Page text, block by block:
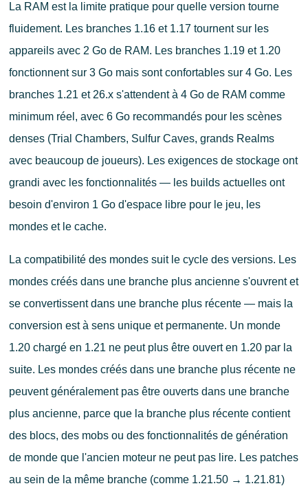
La RAM est la limite pratique pour quelle version tourne
fluidement. Les branches 1.16 et 1.17 tournent sur les
appareils avec 2 Go de RAM. Les branches 1.19 et 1.20
fonctionnent sur 3 Go mais sont confortables sur 4 Go. Les
branches 1.21 et 26.x s'attendent à 4 Go de RAM comme
minimum réel, avec 6 Go recommandés pour les scènes
denses (Trial Chambers, Sulfur Caves, grands Realms
avec beaucoup de joueurs). Les exigences de stockage ont
grandi avec les fonctionnalités — les builds actuelles ont
besoin d'environ 1 Go d'espace libre pour le jeu, les
mondes et le cache.
La compatibilité des mondes suit le cycle des versions. Les
mondes créés dans une branche plus ancienne s'ouvrent et
se convertissent dans une branche plus récente — mais la
conversion est à sens unique et permanente. Un monde
1.20 chargé en 1.21 ne peut plus être ouvert en 1.20 par la
suite. Les mondes créés dans une branche plus récente ne
peuvent généralement pas être ouverts dans une branche
plus ancienne, parce que la branche plus récente contient
des blocs, des mobs ou des fonctionnalités de génération
de monde que l'ancien moteur ne peut pas lire. Les patches
au sein de la même branche (comme 1.21.50 → 1.21.81)